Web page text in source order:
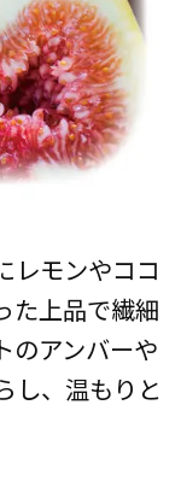
レモンやココ
た上品で繊細
のアンバーや
し、温もりと